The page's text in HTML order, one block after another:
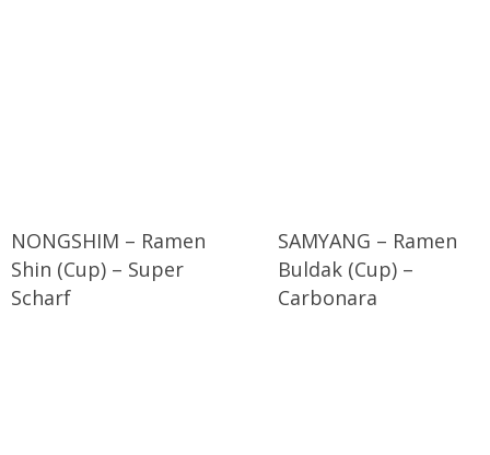
NONGSHIM – Ramen
Shin (Cup) – Super
Scharf
SAMYANG – Ramen
Buldak (Cup) –
Carbonara